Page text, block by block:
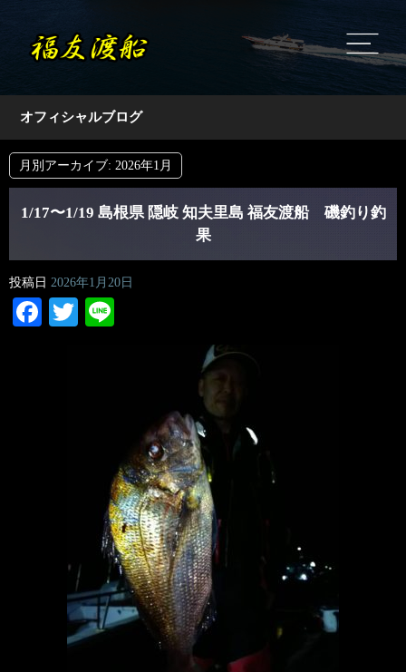
オフィシャルブログ
月別アーカイブ: 2026年1月
1/17〜1/19 島根県 隠岐 知夫里島 福友渡船 磯釣り釣
果
投稿日 2026年1月20日
Facebook
Twitter